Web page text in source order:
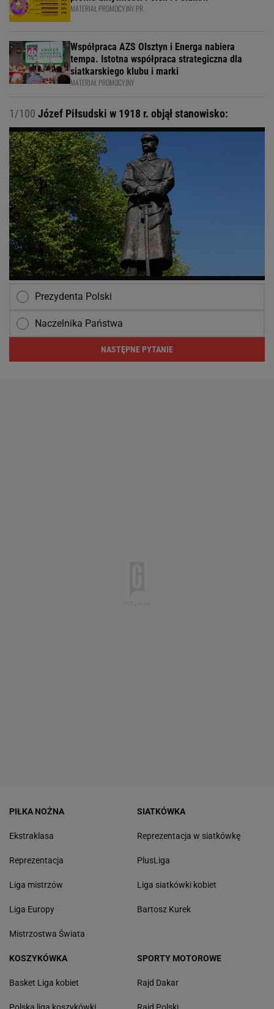
MATERIAŁ PROMOCYJNY PR
Współpraca AZS Olsztyn i Energa nabiera
tempa. Istotna współpraca strategiczna dla
siatkarskiego klubu i marki
MATERIAŁ PROMOCYJNY
1/100 Józef Piłsudski w 1918 r. objął stanowisko:
Prezydenta Polski
Naczelnika Państwa
NASTĘPNE PYTANIE
PIŁKA NOŻNA
Ekstraklasa
Reprezentacja
Liga mistrzów
Liga Europy
Mistrzostwa Świata
SIATKÓWKA
Reprezentacja w siatkówkę
PlusLiga
Liga siatkówki kobiet
Bartosz Kurek
KOSZYKÓWKA
Basket Liga kobiet
SPORTY MOTOROWE
Rajd Dakar